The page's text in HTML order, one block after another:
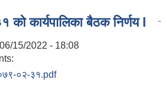
कार्यपालिका बैठक निर्णय l
15/2022 - 18:08
०२-३१.pdf